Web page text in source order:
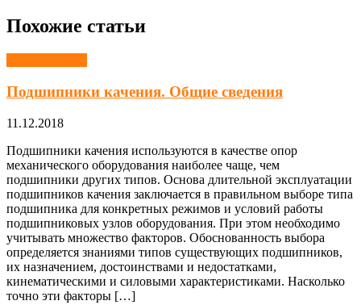
Похожие статьи
Подшипники качения. Общие сведения
11.12.2018
Подшипники качения используются в качестве опор
механического оборудования наиболее чаще, чем
подшипники других типов. Основа длительной эксплуатации
подшипников качения заключается в правильном выборе типа
подшипника для конкретных режимов и условий работы
подшипниковых узлов оборудования. При этом необходимо
учитывать множество факторов. Обоснованность выбора
определяется знаниями типов существующих подшипников,
их назначением, достоинствами и недостатками,
кинематическими и силовыми характеристиками. Насколько
точно эти факторы […]